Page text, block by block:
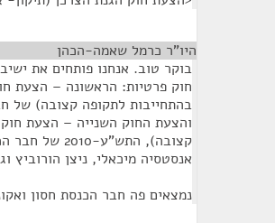
היו"ר כרמל שאמה-הכהן
בוקר טוב. אנחנו פותחים את
חוק פרטיות: הראשונה – הצעת
בהתחייבות לתקופה קצובה) של
והצעת החוק השנייה – הצעת
קצובה),
אנסטסיה מיכאלי, ניצן הורוביץ
נמצאים פה חבר הכנסת חסון